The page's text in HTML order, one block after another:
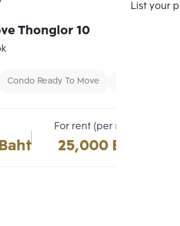
List your
Thonglor 10
Condo Ready To Move
For rent (per month)
25,000 Baht